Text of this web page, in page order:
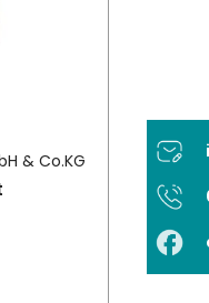
& Co.KG